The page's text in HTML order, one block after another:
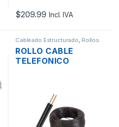
$209.99 Incl. IVA
Cableado Estructurado, Rollos
ROLLO CABLE
TELEFONICO